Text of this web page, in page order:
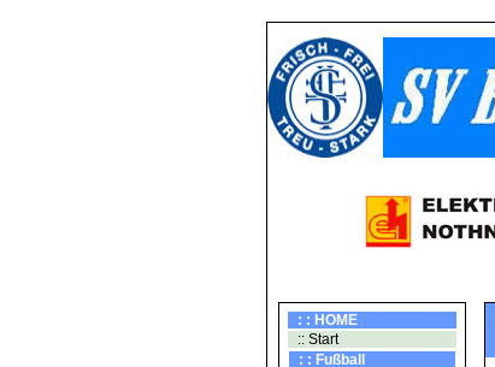
: : HOME
:: Start
: : Fußball